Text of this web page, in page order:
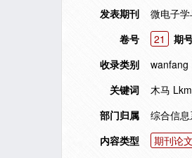
发表期刊
微电子
卷号
21 期
收录类别
wanfang
关键词
木马
部门归属
综合信
内容类型
期刊论文